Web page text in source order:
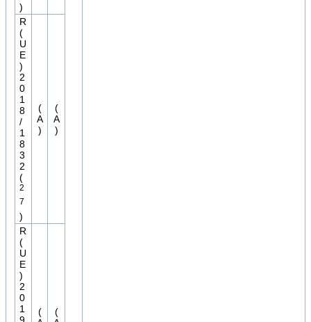
)
R
(
U
E
)
2
0
1
8
/
1
8
3
2
(
2
7
)
(
A
)
(
A
)
R
(
U
E
)
2
0
1
(
(